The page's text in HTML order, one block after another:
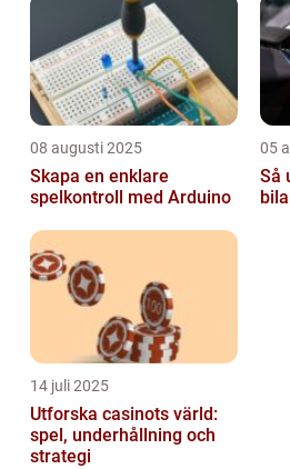
08 augusti 2025
Skapa en enklare
spelkontroll med Arduino
05
Så
14 juli 2025
Utforska casinots värld:
spel, underhållning och
strategi